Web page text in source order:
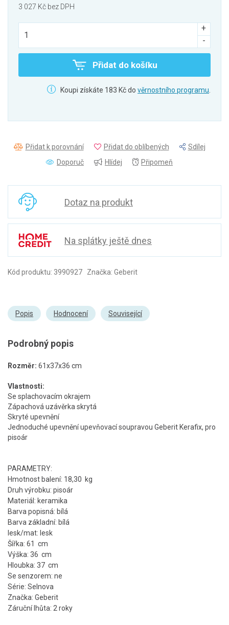
3 027 Kč bez DPH
Přidat do košíku
Koupi získáte 183 Kč do věrnostního programu
Přidat k porovnání Přidat do oblíbených
Sdílej
Doporuč
Hlídej Připomeň
Dotaz na produkt
Na splátky ještě dnes
Kód produktu: 3990927 Značka: Geberit
Popis Hodnocení Související
Podrobný popis
Rozměr: 61x37x36 cm
Vlastnosti:
Se splachovacím okrajem
Zápachová uzávěrka skrytá
Skryté upevnění
Jednoduché upevnění upevňovací soupravou Geberit Kerafix, pro
pisoár
PARAMETRY:
Hmotnost balení: 18,30 kg
Druh výrobku: pisoár
Materiál: keramika
Barva popisná: bílá
Barva základní: bílá
lesk/mat: lesk
Šířka: 61 cm
Výška: 36 cm
Hloubka: 37 cm
Se senzorem: ne
Série: Selnova
Značka: Geberit
Záruční lhůta: 2 roky